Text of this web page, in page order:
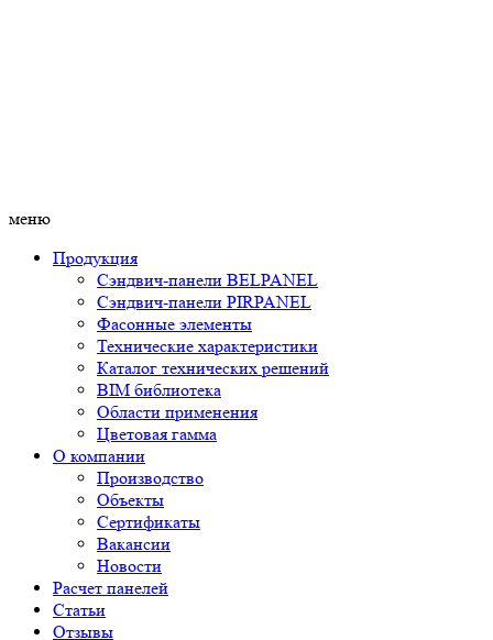
меню
Продукция
Сэндвич-панели BELPANEL
Сэндвич-панели PIRPANEL
Фасонные элементы
Технические характеристики
Каталог технических решений
BIM библиотека
Области применения
Цветовая гамма
О компании
Производство
Объекты
Сертификаты
Вакансии
Новости
Расчет панелей
Статьи
Отзывы